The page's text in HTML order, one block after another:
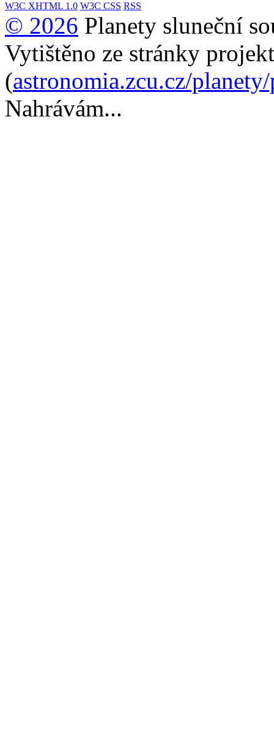
W3C XHTML 1.0 W3C CSS RSS
© 2026 Planety sluneční
Vytištěno ze stránky
(astronomia.zcu.cz/
Nahrávám...